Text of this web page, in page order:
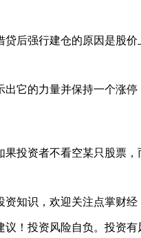
强行建仓的原因是股价
的力量并保持一个涨停
资者不看空某只股票，
知识，欢迎关注点掌财经
！投资风险自负。投资有